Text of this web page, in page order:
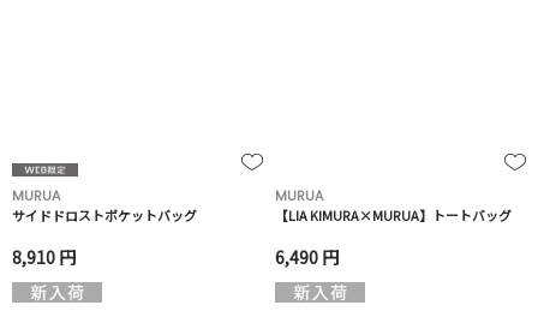
MURUA
サイドドロストポケットバッグ
8,910 円
MURUA
【LIA KIMURA×MURUA】トートバッグ
6,490 円